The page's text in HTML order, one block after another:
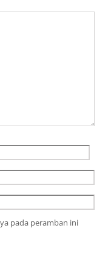
pada peramban ini